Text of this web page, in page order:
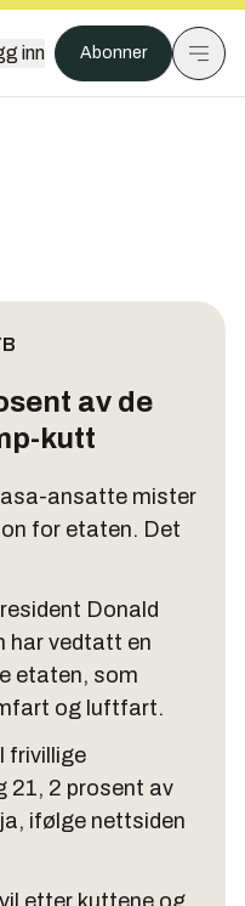
inn Abonner
av de
kutt
ansatte mister
for etaten. Det
Donald
har vedtatt en
etaten, som
og luftfart.
frivillige
21, 2 prosent av
ifølge nettsiden
etter kuttene og